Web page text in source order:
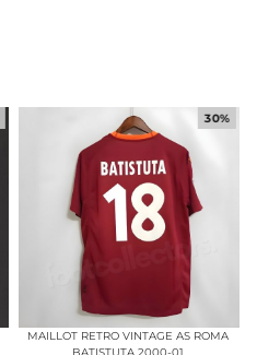
30%
MAILLOT RETRO VINTAGE AS ROMA
BATISTUTA 2000-01